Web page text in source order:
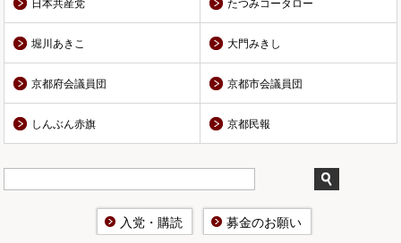
日本共産党 たつみコータロー
堀川あきこ 大門みきし
京都府会議員団 京都市会議員団
しんぶん赤旗 京都民報
入党・購読 募金のお願い